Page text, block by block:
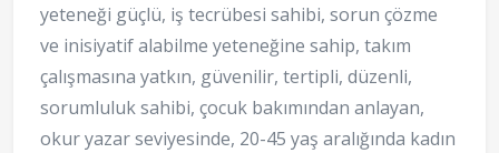
yeteneği güçlü, iş tecrübesi sahibi, sorun çözme
ve inisiyatif alabilme yeteneğine sahip, takım
çalışmasına yatkın, güvenilir, tertipli, düzenli,
sorumluluk sahibi, çocuk bakımından anlayan,
okur yazar seviyesinde, 20-45 yaş aralığında kadın